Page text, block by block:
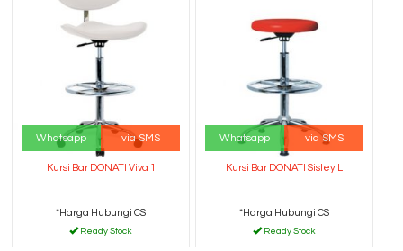
Whatsapp via SMS
Kursi Bar DONATI Viva 1
*Harga Hubungi CS
Ready Stock
Whatsapp via SMS
Kursi Bar DONATI Sisley L
*Harga Hubungi CS
Ready Stock